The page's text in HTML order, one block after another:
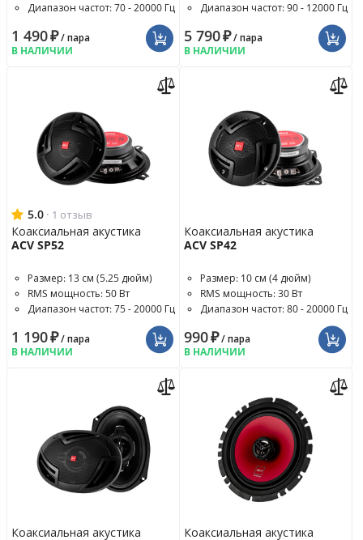
Диапазон частот: 70 - 20000 Гц
1 490₽/ пара
В НАЛИЧИИ
Диапазон частот: 90 - 12000 Гц
5 790₽/ пара
В НАЛИЧИИ
5.0 · 1 отзыв
Коаксиальная акустика
ACV SP52
Размер: 13 см (5.25 дюйм)
RMS мощность: 50 Вт
Диапазон частот: 75 - 20000 Гц
1 190₽/ пара
В НАЛИЧИИ
Коаксиальная акустика
ACV SP42
Размер: 10 см (4 дюйм)
RMS мощность: 30 Вт
Диапазон частот: 80 - 20000 Гц
990₽/ пара
В НАЛИЧИИ
Коаксиальная акустика
Коаксиальная акустика